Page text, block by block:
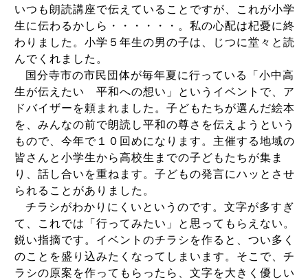
いつも朗読講座で伝えていることですが、これが小学
生に伝わるかしら・・・・・・。私の心配は杞憂に終
わりました。小学５年生の男の子は、じつに堂々と読
んでくれました。
国分寺市の市民団体が毎年夏に行っている「小中高
生が伝えたい 平和への想い」というイベントで、ア
ドバイザーを頼まれました。子どもたちが選んだ絵本
を、みんなの前で朗読し平和の尊さを伝えようという
もので、今年で１０回めになります。主催する地域の
皆さんと小学生から高校生までの子どもたちが集ま
り、話し合いを重ねます。子どもの発言にハッとさせ
られることがありました。
チラシがわかりにくいというのです。文字が多すぎ
て、これでは「行ってみたい」と思ってもらえない。
鋭い指摘です。イベントのチラシを作ると、つい多く
のことを盛り込みたくなってしまいます。そこで、チ
ラシの原案を作ってもらったら、文字を大きく優しい